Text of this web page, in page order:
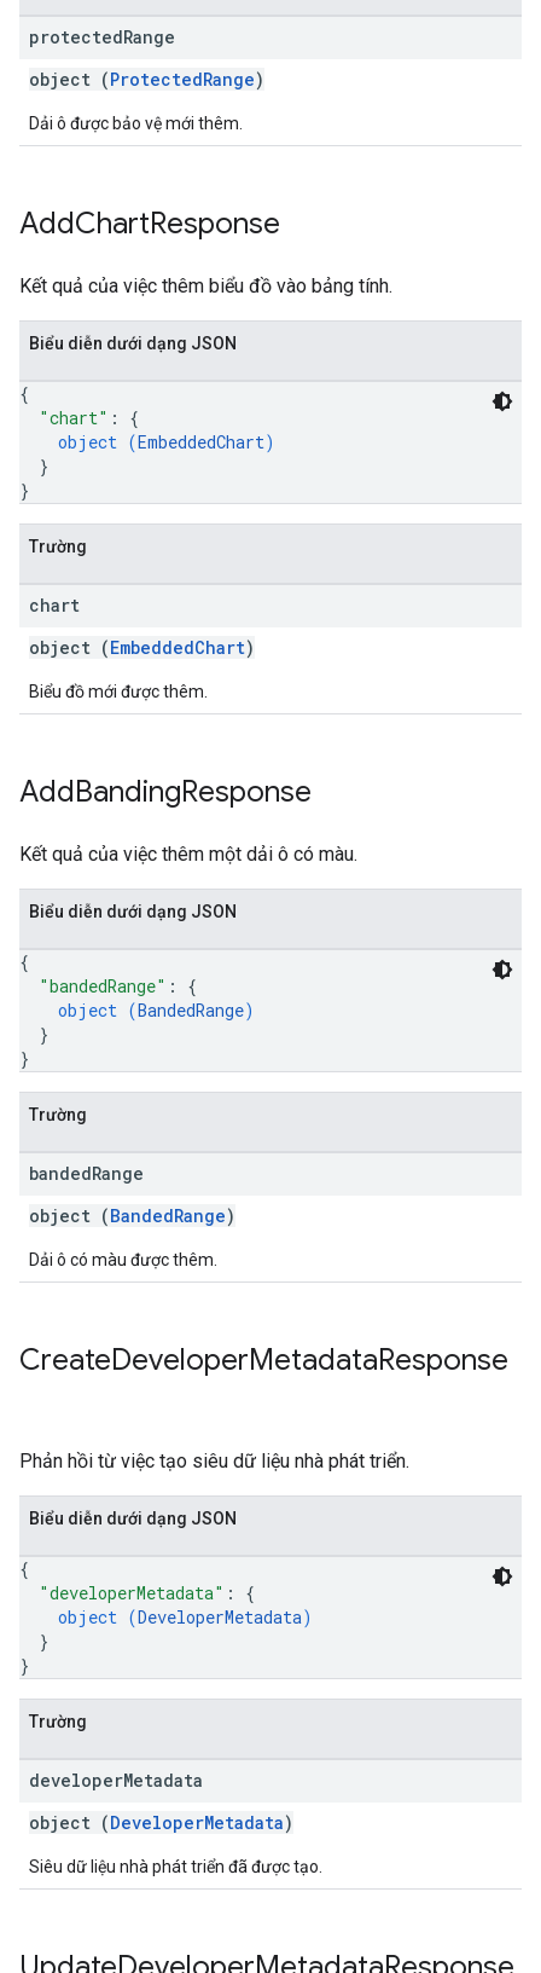
protectedRange
object (ProtectedRange)
Dải ô được bảo vệ mới thêm.
AddChartResponse
Kết quả của việc thêm biểu đồ vào bảng tính.
Biểu diễn dưới dạng JSON
{
"chart" : {
object (EmbeddedChart)
}
}
Trường
chart
object (EmbeddedChart)
Biểu đồ mới được thêm.
AddBandingResponse
Kết quả của việc thêm một dải ô có màu.
Biểu diễn dưới dạng JSON
{
"bandedRange" : {
object (BandedRange)
}
}
Trường
bandedRange
object (BandedRange)
Dải ô có màu được thêm.
CreateDeveloperMetadataResponse
Phản hồi từ việc tạo siêu dữ liệu nhà phát triển.
Biểu diễn dưới dạng JSON
{
"developerMetadata" : {
object (DeveloperMetadata)
}
}
Trường
developerMetadata
object (DeveloperMetadata)
Siêu dữ liệu nhà phát triển đã được tạo.